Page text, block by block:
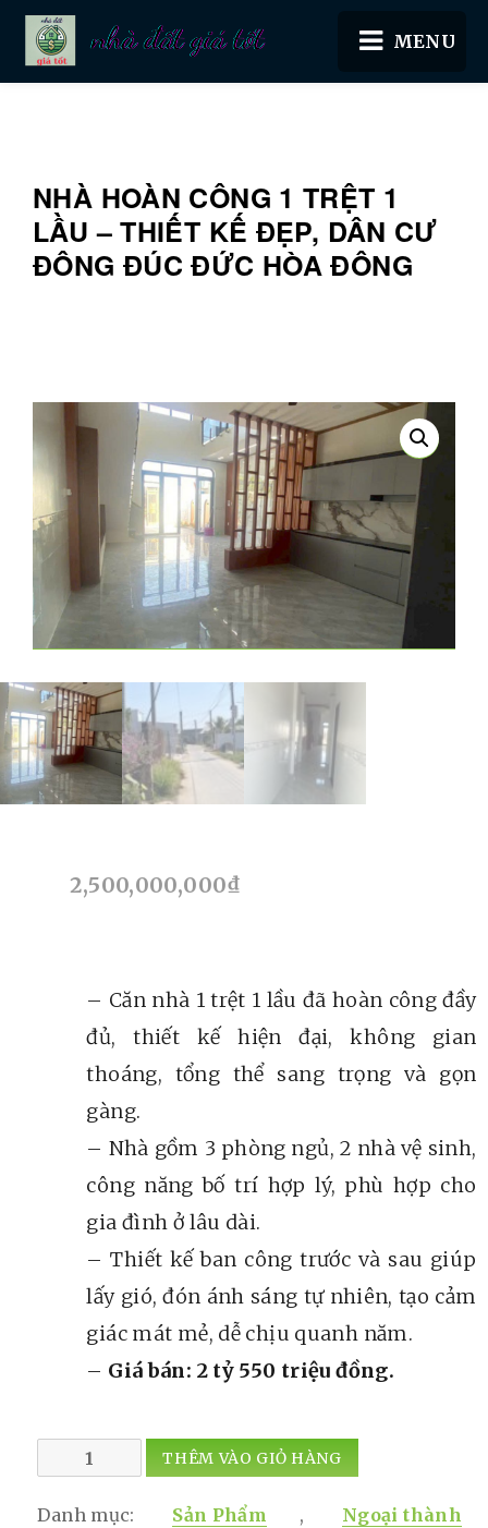
Nhà đất giá tốt
NHÀ HOÀN CÔNG 1 TRỆT 1
LẦU – THIẾT KẾ ĐẸP, DÂN CƯ
ĐÔNG ĐÚC ĐỨC HÒA ĐÔNG
2,500,000,000₫
– Căn nhà 1 trệt 1 lầu đã hoàn công đầy
đủ, thiết kế hiện đại, không gian
thoáng, tổng thể sang trọng và gọn
gàng.
– Nhà gồm 3 phòng ngủ, 2 nhà vệ sinh,
công năng bố trí hợp lý, phù hợp cho
gia đình ở lâu dài.
– Thiết kế ban công trước và sau giúp
lấy gió, đón ánh sáng tự nhiên, tạo cảm
giác mát mẻ, dễ chịu quanh năm.
– Giá bán: 2 tỷ 550 triệu đồng.
NHÀ
HOÀN
CÔNG
THÊM VÀO GIỎ HÀNG
Danh mục: Sản Phẩm ,
Ngoại thành